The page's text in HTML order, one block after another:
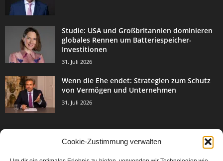
Cookie-Zustimmung verwalten
Studie: USA und Großbritannien dominieren
globales Rennen um Batteriespeicher-
Investitionen
31. Juli 2026
Wenn die Ehe endet: Strategien zum Schutz
von Vermögen und Unternehmen
31. Juli 2026